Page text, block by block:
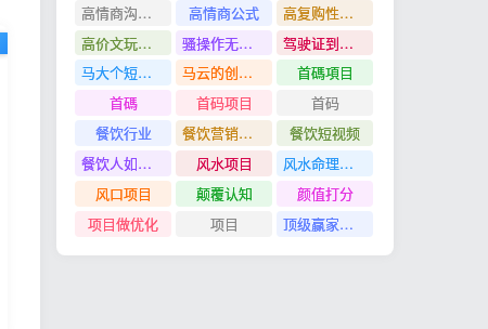
高情商沟通管理课
高情商公式
高复购性行业
高价文玩众筹分红项目
骚操作无脑裂变
驾驶证到期换证
马大个短视频投放课
马云的创业故事
首碼項目
首碼
首码项目
首码
餐饮行业
餐饮营销管理特训班
餐饮短视频
餐饮人如何用团购给门店拓客
风水项目
风水命理项目
风口项目
颠覆认知
颜值打分
项目做优化
项目 顶级赢家思维